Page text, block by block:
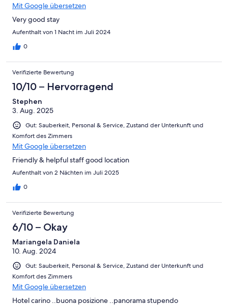
Mit Google übersetzen
Very good stay
Aufenthalt von 1 Nacht im Juli 2024
0
Verifizierte Bewertung
10/10 – Hervorragend
Stephen
3. Aug. 2025
Gut: Sauberkeit, Personal & Service, Zustand der Unterkunft und
Komfort des Zimmers
Mit Google übersetzen
Friendly & helpful staff good location
Aufenthalt von 2 Nächten im Juli 2025
0
Verifizierte Bewertung
6/10 – Okay
Mariangela Daniela
10. Aug. 2024
Gut: Sauberkeit, Personal & Service, Zustand der Unterkunft und
Komfort des Zimmers
Mit Google übersetzen
Hotel carino ..buona posizione ..panorama stupendo